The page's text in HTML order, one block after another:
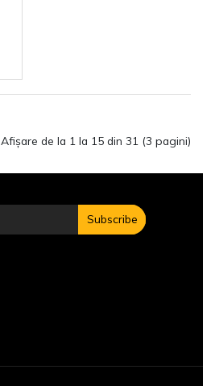
Afişare de la 1 la 15 din 31 (3 pagini)
Subscribe